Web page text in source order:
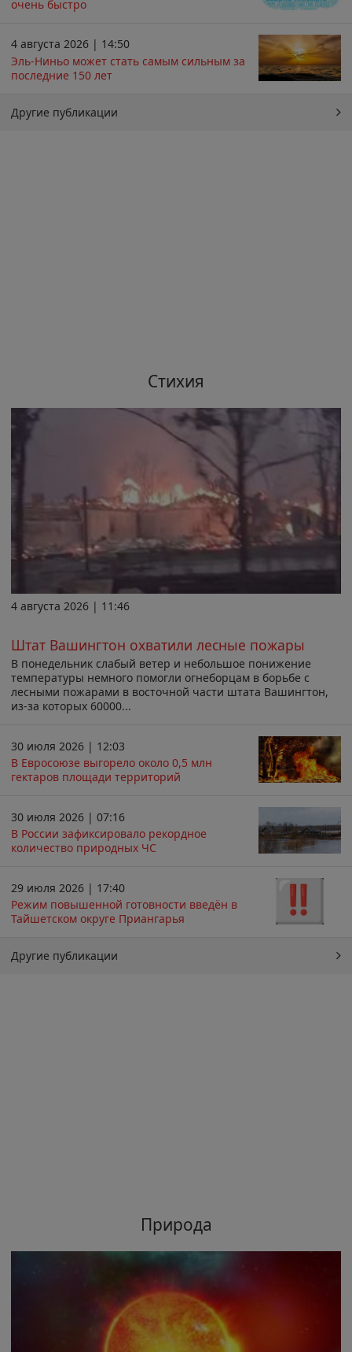
очень быстро
4 августа 2026 | 14:50
Эль-Ниньо может стать самым сильным за
последние 150 лет
Другие публикации
Стихия
4 августа 2026 | 11:46
Штат Вашингтон охватили лесные пожары
В понедельник слабый ветер и небольшое понижение
температуры немного помогли огнеборцам в борьбе с
лесными пожарами в восточной части штата Вашингтон,
из-за которых 60000...
30 июля 2026 | 12:03
В Евросоюзе выгорело около 0,5 млн
гектаров площади территорий
30 июля 2026 | 07:16
В России зафиксировало рекордное
количество природных ЧС
29 июля 2026 | 17:40
Режим повышенной готовности введён в
Тайшетском округе Приангарья
Другие публикации
Природа